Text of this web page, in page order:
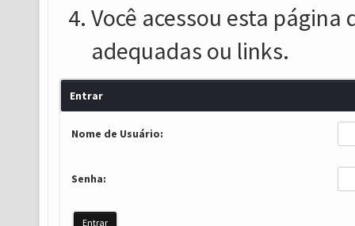
Você acessou esta
adequadas ou links.
Entrar
Nome de Usuário:
Senha: